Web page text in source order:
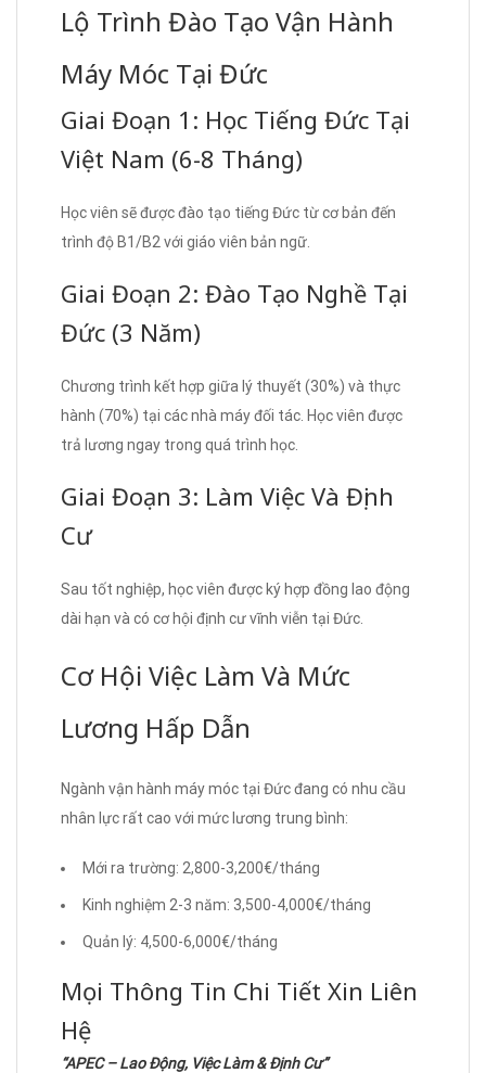
Lộ Trình Đào Tạo Vận Hành
Máy Móc Tại Đức
Giai Đoạn 1: Học Tiếng Đức Tại
Việt Nam (6-8 Tháng)
Học viên sẽ được đào tạo tiếng Đức từ cơ bản đến
trình độ B1/B2 với giáo viên bản ngữ.
Giai Đoạn 2: Đào Tạo Nghề Tại
Đức (3 Năm)
Chương trình kết hợp giữa lý thuyết (30%) và thực
hành (70%) tại các nhà máy đối tác. Học viên được
trả lương ngay trong quá trình học.
Giai Đoạn 3: Làm Việc Và Định
Cư
Sau tốt nghiệp, học viên được ký hợp đồng lao động
dài hạn và có cơ hội định cư vĩnh viễn tại Đức.
Cơ Hội Việc Làm Và Mức
Lương Hấp Dẫn
Ngành vận hành máy móc tại Đức đang có nhu cầu
nhân lực rất cao với mức lương trung bình:
Mới ra trường: 2,800-3,200€/tháng
Kinh nghiệm 2-3 năm: 3,500-4,000€/tháng
Quản lý: 4,500-6,000€/tháng
Mọi Thông Tin Chi Tiết Xin Liên
Hệ
“APEC – Lao Động, Việc Làm & Định Cư”